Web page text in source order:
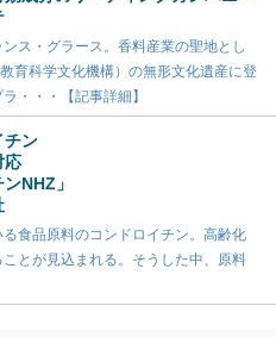
ス・グラース。香料産業の聖地とし
育科学文化機構）の無形文化遺産に登
・・・【記事詳細】
チン
応
NHZ」
食品原料のコンドロイチン。高齢化
とが見込まれる。そうした中、原料